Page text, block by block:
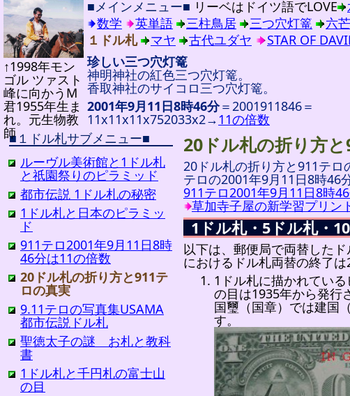
20ドル札の折り方
20ドル札の折り方と911テロ
テロの2001年9月11日8時46分
911テロ2001年9月11日8時
草加寺子屋の新学習プリン
1ドル札・5ドル札・
以下は、郵便局で両替したド
におけるドル札両替の終了は
1ドル札に描かれてい
の目は1935年から発行
国璽（国章）では建国
す。
■１ドル札サブメニュー■
ルーヴル美術館と1ドル札
と祇園祭りのピラミッド
都市伝説 1ドル札の秘密
1ドル札と日本のピラミッ
ド
911テロ2001年9月11日8時
46分は11の倍数
20ドル札の折り方と911テ
ロの真実
9.11テロの写真集USAMA
都市伝説ドル札
聖徳太子の謎 お札と教科
書
1ドル札と千円札の富士山
の目
↑1998年モン
ゴル ツァスト
峰に向かうM
君1955年生ま
れ。元生物教
師
■メインメニュー■ リーベはドイツ語でLOVE
数学
英単語 三柱鳥居 三つ穴灯篭 六
１ドル札
マヤ 古代ユダヤ
STAR OF
珍しい三つ穴灯篭
神明神社の紅色三つ穴灯篭。
香取神社のサイコロ三つ穴灯篭。
2001年9月11日8時46分＝2001911846＝
11x11x11x752033x2→11の倍数